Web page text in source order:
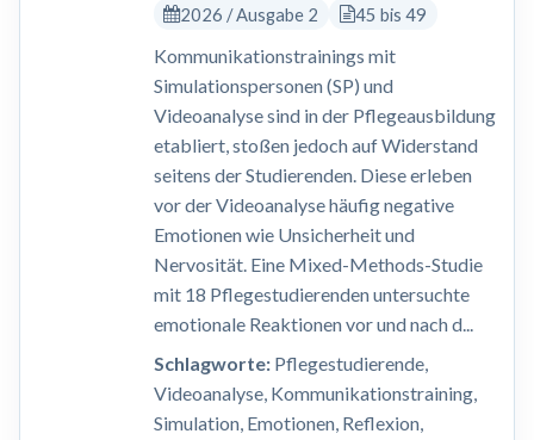
2026 / Ausgabe 2 45 bis 49
Kommunikationstrainings mit
Simulationspersonen (SP) und
Videoanalyse sind in der Pflegeausbildung
etabliert, stoßen jedoch auf Widerstand
seitens der Studierenden. Diese erleben
vor der Videoanalyse häufig negative
Emotionen wie Unsicherheit und
Nervosität. Eine Mixed-Methods-Studie
mit 18 Pflegestudierenden untersuchte
emotionale Reaktionen vor und nach d...
Schlagworte:Pflegestudierende,
Videoanalyse, Kommunikationstraining,
Simulation, Emotionen, Reflexion,